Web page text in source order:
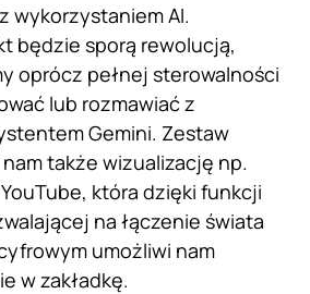
wykorzystaniem AI.
będzie sporą rewolucją,
oprócz pełnej sterowalności
lub rozmawiać z
Gemini. Zestaw
także wizualizację np.
która dzięki funkcji
na łączenie świata
umożliwi nam
w zakładkę.